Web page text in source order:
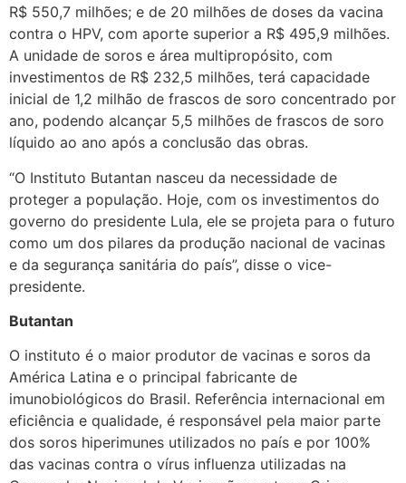
R$ 550,7 milhões; e de 20 milhões de doses da vacina
contra o HPV, com aporte superior a R$ 495,9 milhões.
A unidade de soros e área multipropósito, com
investimentos de R$ 232,5 milhões, terá capacidade
inicial de 1,2 milhão de frascos de soro concentrado por
ano, podendo alcançar 5,5 milhões de frascos de soro
líquido ao ano após a conclusão das obras.
“O Instituto Butantan nasceu da necessidade de
proteger a população. Hoje, com os investimentos do
governo do presidente Lula, ele se projeta para o futuro
como um dos pilares da produção nacional de vacinas
e da segurança sanitária do país”, disse o vice-
presidente.
Butantan
O instituto é o maior produtor de vacinas e soros da
América Latina e o principal fabricante de
imunobiológicos do Brasil. Referência internacional em
eficiência e qualidade, é responsável pela maior parte
dos soros hiperimunes utilizados no país e por 100%
das vacinas contra o vírus influenza utilizadas na